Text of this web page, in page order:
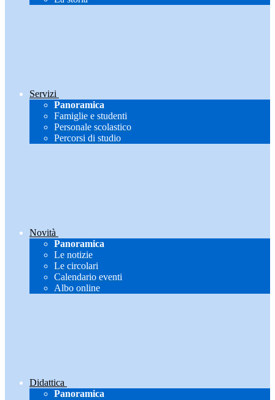
Servizi
Panoramica
Famiglie e studenti
Personale scolastico
Percorsi di studio
Novità
Panoramica
Le notizie
Le circolari
Calendario eventi
Albo online
Didattica
Panoramica